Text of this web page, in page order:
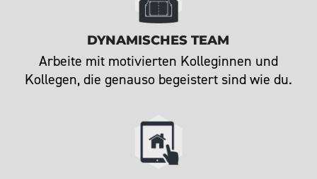
DYNAMISCHES TEAM
Arbeite mit motivierten Kolleginnen und
Kollegen, die genauso begeistert sind wie du.